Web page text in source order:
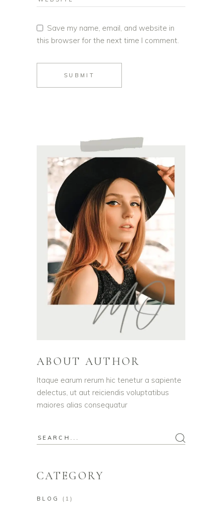
Save my name, email, and website in
this browser for the next time I comment.
SUBMIT
ABOUT AUTHOR
Itaque earum rerum hic tenetur a sapiente
delectus, ut aut reiciendis voluptatibus
maiores alias consequatur
CATEGORY
BLOG (1)